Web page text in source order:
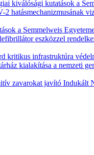
kiválósági kutatások a
hatásmechanizmusának
a Semmelweis
eszközzel
kritikus infrastruktúra
kialakítása a nemzeti
zavarokat javító Indukált